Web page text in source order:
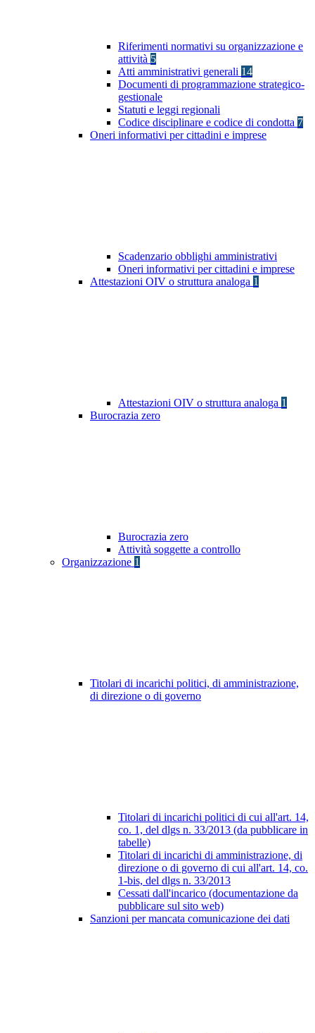
Riferimenti normativi su organizzazione e
attività 5
Atti amministrativi generali 14
Documenti di programmazione strategico-
gestionale
Statuti e leggi regionali
Codice disciplinare e codice di condotta 7
Oneri informativi per cittadini e imprese
Scadenzario obblighi amministrativi
Oneri informativi per cittadini e imprese
Attestazioni OIV o struttura analoga 1
Attestazioni OIV o struttura analoga 1
Burocrazia zero
Burocrazia zero
Attività soggette a controllo
Organizzazione 1
Titolari di incarichi politici, di amministrazione,
di direzione o di governo
Titolari di incarichi politici di cui all'art. 14,
co. 1, del dlgs n. 33/2013 (da pubblicare in
tabelle)
Titolari di incarichi di amministrazione, di
direzione o di governo di cui all'art. 14, co.
1-bis, del dlgs n. 33/2013
Cessati dall'incarico (documentazione da
pubblicare sul sito web)
Sanzioni per mancata comunicazione dei dati